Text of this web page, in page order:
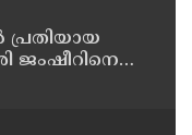
ജംഷീറിനെ